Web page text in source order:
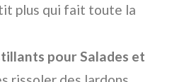
plus qui fait toute la
pour Salades et